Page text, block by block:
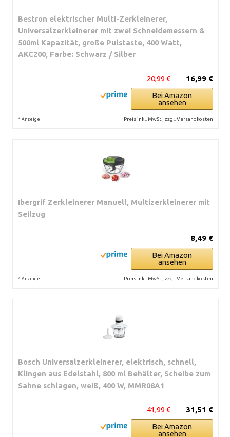
Bestron elektrischer Multi-Zerkleinerer,
Universalzerkleinerer mit zwei Schneidemessern &
500ml Kapazität, große Pulstaste, 400 Watt,
AKC200, Farbe: Schwarz / Silber
16,99 €
20,99 €
Bei Amazon
ansehen
* Anzeige Preis inkl. MwSt., zzgl. Versandkosten
Ibergrif Zerkleinerer Manuell, Multizerkleinerer mit
Seilzug
8,49 €
Bei Amazon
ansehen
* Anzeige Preis inkl. MwSt., zzgl. Versandkosten
Bosch Universalzerkleinerer, elektrisch, schnell,
Klingen aus Edelstahl, 800 ml Behälter, Scheibe zum
Sahne schlagen, weiß, 400 W, MMR08A1
31,51 €
41,99 €
Bei Amazon
ansehen